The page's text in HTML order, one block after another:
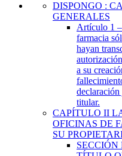
DISPONGO :
GENERALES
Artículo 1
farmacia
hayan
a su
titular.
CAPÍTULO II
OFICINAS DE
SU
SECCIÓN